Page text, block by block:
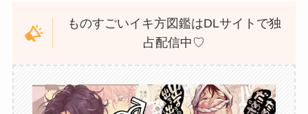
ものすごいイキ方図鑑はDLサイトで独
占配信中♡